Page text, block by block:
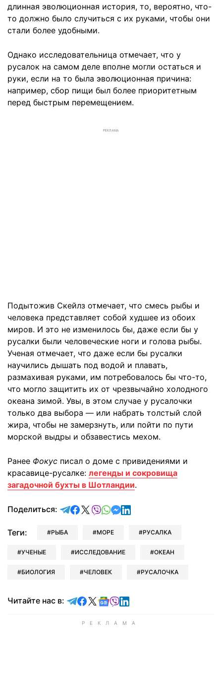
длинная эволюционная история, то, вероятно, что-
то должно было случиться с их руками, чтобы они
стали более удобными.
Однако исследовательница отмечает, что у
русалок на самом деле вполне могли остаться и
руки, если на то была эволюционная причина:
например, сбор пищи был более приоритетным
перед быстрым перемещением.
РЕКЛАМА
Подытожив Скейлз отмечает, что смесь рыбы и
человека представляет собой худшее из обоих
миров. И это не изменилось бы, даже если бы у
русалки были человеческие ноги и голова рыбы.
Ученая отмечает, что даже если бы русалки
научились дышать под водой и плавать,
размахивая руками, им потребовалось бы что-то,
что могло защитить их от чрезвычайно холодного
океана зимой. Увы, в этом случае у русалочки
только два выбора — или набрать толстый слой
жира, чтобы не замерзнуть, или пойти по пути
морской выдры и обзавестись мехом.
Ранее Фокус писал о доме с привидениями и
красавице-русалке: легенды и сокровища
загадочной бухты в Шотландии.
Поделиться: отправить в Telegram
поделиться в Facebook
поделиться в X
отправить в Viber
отправить в Whatsapp
отправить в Messenger
отправить в LinkedIn
Теги: РЫБА МОРЕ РУСАЛКА
УЧЕНЫЕ ИССЛЕДОВАНИЕ ОКЕАН
БИОЛОГИЯ ЧЕЛОВЕК РУСАЛОЧКА
Читайте нас в: Читайте в Telegram
Читайте в Facebook
Читайте в X
Читайте в Google news
Читайте в Viber
Читайте в LinkedIn